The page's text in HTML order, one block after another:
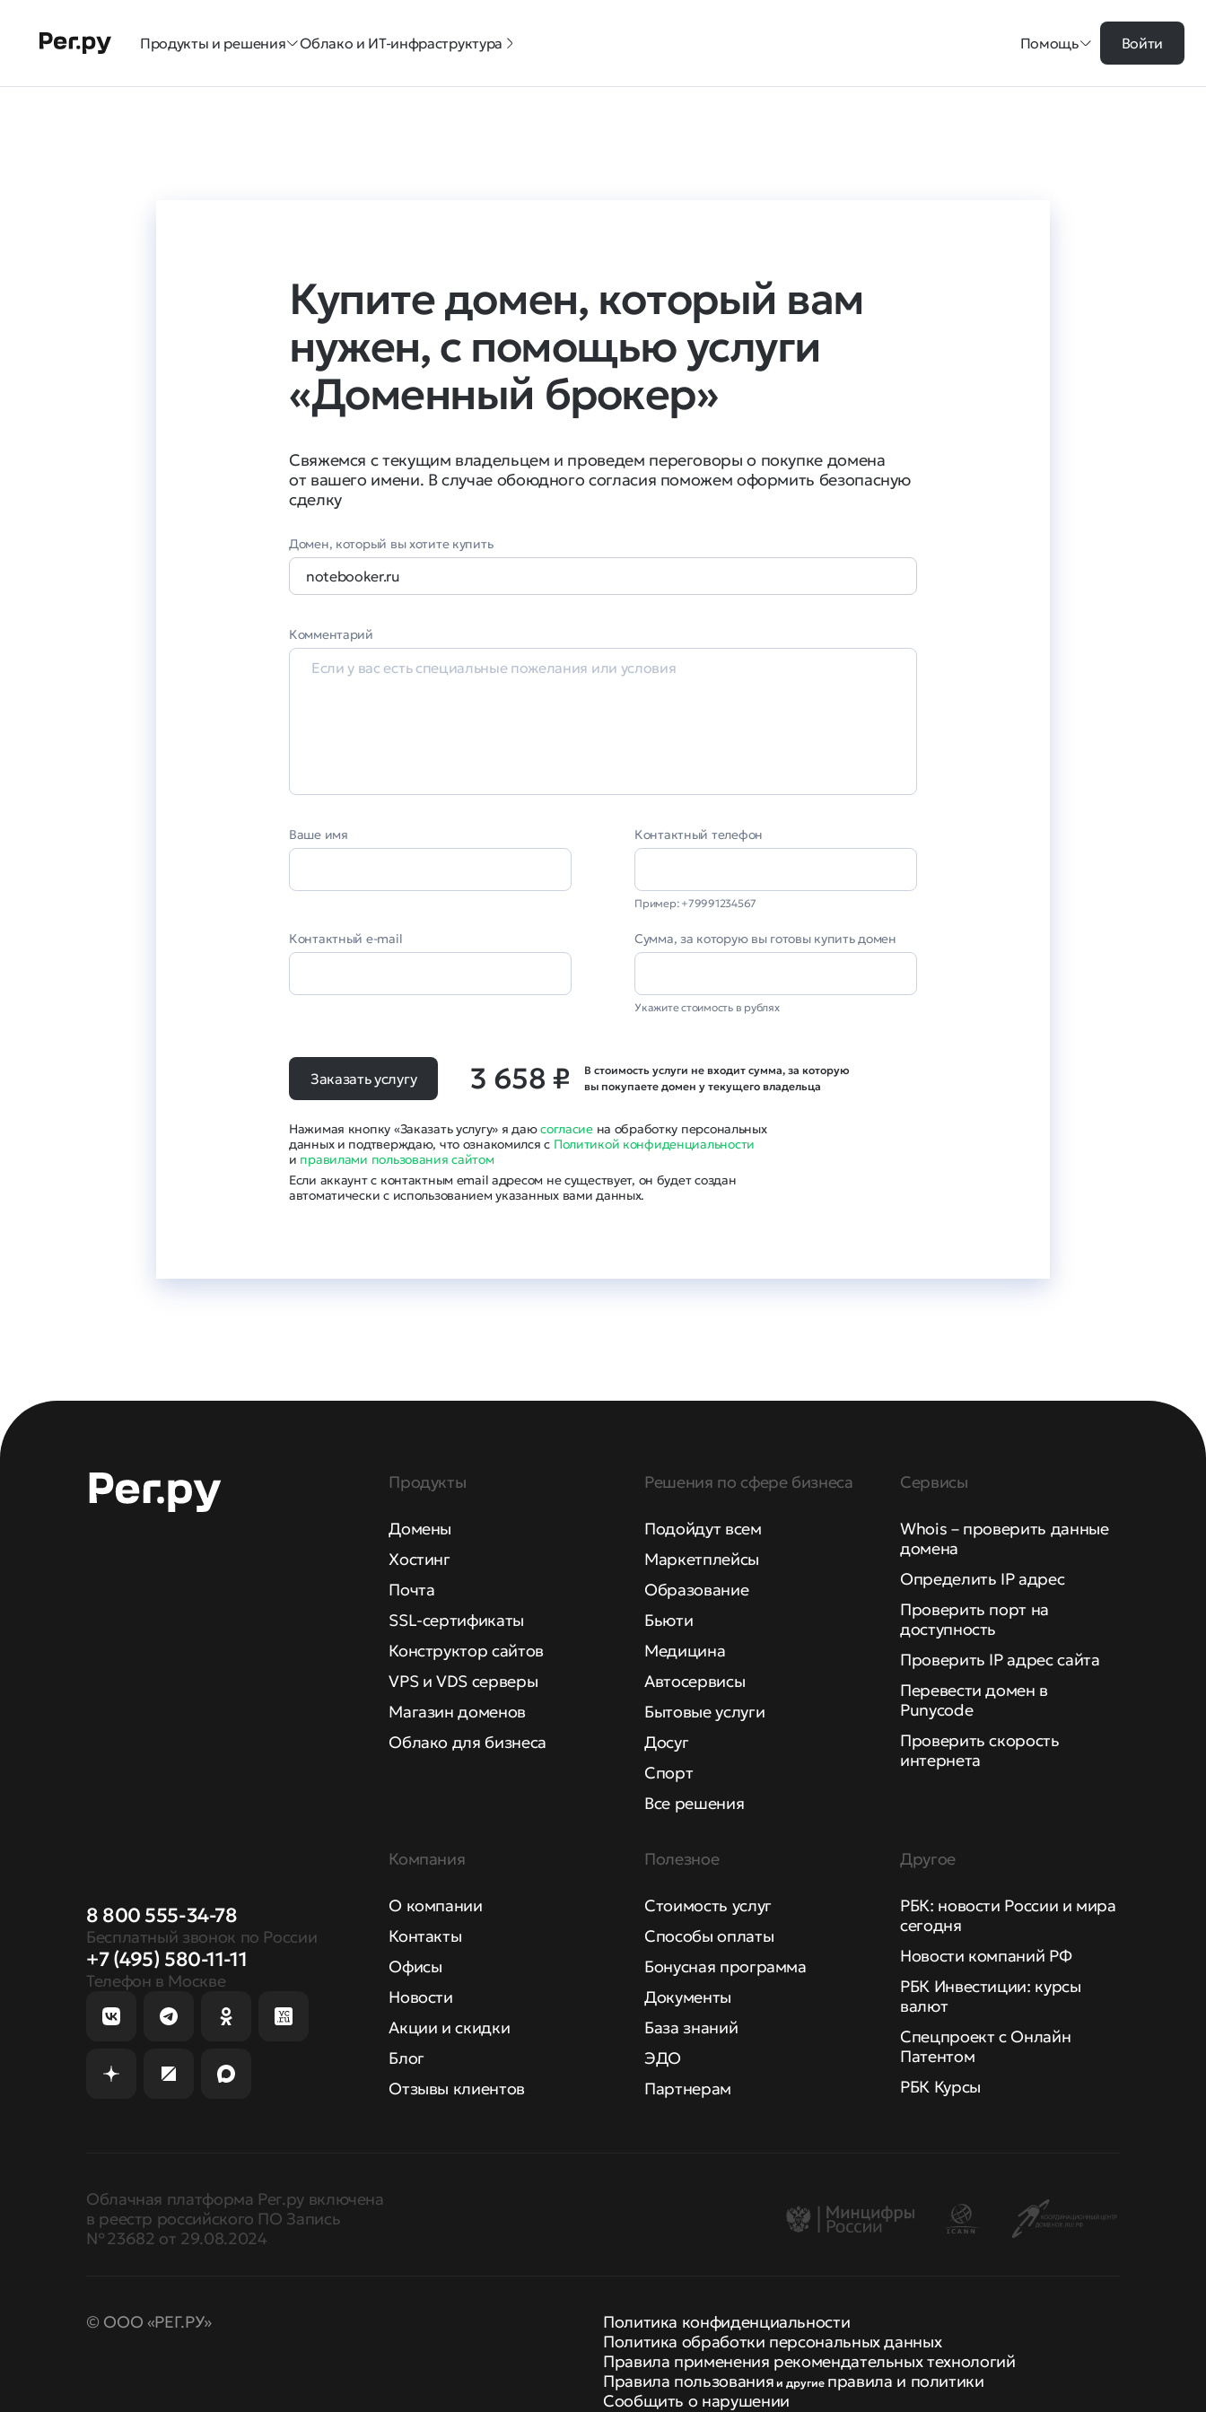
Продукты и решения Облако и ИТ-инфраструктура Помощь Войти
Купите домен, который вам
нужен, с помощью услуги
«Доменный брокер»
Свяжемся с текущим владельцем и проведем переговоры о покупке домена
от вашего имени. В случае обоюдного согласия поможем оформить безопасную
сделку
Домен, который вы хотите купить
Комментарий
Ваше имя Контактный телефон
Пример: +79991234567
Контактный e-mail Сумма, за которую вы готовы купить домен
Укажите стоимость в рублях
Заказать услугу 3 658 ₽
В стоимость услуги не входит сумма, за которую
вы покупаете домен у текущего владельца
Нажимая кнопку «Заказать услугу» я даюсогласиена обработку персональных
данных и подтверждаю, что ознакомился с Политикой конфиденциальности
и правилами пользования сайтом
Если аккаунт с контактным email адресом не существует, он будет создан
автоматически с использованием указанных вами данных.
8 800 555-34-78
Бесплатный звонок по России
+7 (495) 580-11-11
Телефон в Москве
Продукты
Домены
Хостинг
Почта
SSL-сертификаты
Конструктор сайтов
VPS и VDS серверы
Магазин доменов
Облако для бизнеса
Решения по сфере бизнеса
Подойдут всем
Маркетплейсы
Образование
Бьюти
Медицина
Автосервисы
Бытовые услуги
Досуг
Спорт
Все решения
Сервисы
Whois – проверить данные
домена
Определить IP адрес
Проверить порт на
доступность
Проверить IP адрес сайта
Перевести домен в
Punycode
Проверить скорость
интернета
Компания
О компании
Контакты
Офисы
Новости
Акции и скидки
Блог
Отзывы клиентов
Полезное
Стоимость услуг
Способы оплаты
Бонусная программа
Документы
База знаний
ЭДО
Партнерам
Другое
РБК: новости России и мира
сегодня
Новости компаний РФ
РБК Инвестиции: курсы
валют
Спецпроект с Онлайн
Патентом
РБК Курсы
Облачная платформа Рег.ру включена
в реестр российского ПО Запись
№ 23682 от 29.08.2024
© ООО «РЕГ.РУ»
Политика конфиденциальности
Политика обработки персональных данных
Правила применения рекомендательных технологий
Правила пользования и другие правила и политики
Сообщить о нарушении